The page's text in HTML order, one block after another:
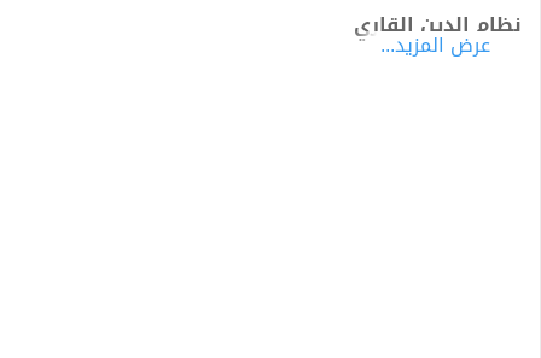
نظام الدين القاري
عرض المزيد...